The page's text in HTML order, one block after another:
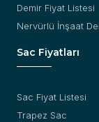
Demir Fiyat Listesi
Nervürlü İnşaat
Sac Fiyatları
Sac Fiyat Listesi
Trapez Sac